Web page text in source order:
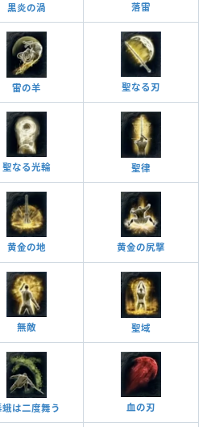
黒炎の渦 落雷
雷の羊 聖なる刃
聖なる光輪 聖律
黄金の地 黄金の尻撃
無敵 聖域
蛾は二度舞う 血の刃